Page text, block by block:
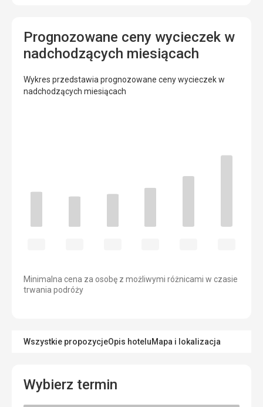
Prognozowane ceny wycieczek w
nadchodzących miesiącach
Wykres przedstawia prognozowane ceny wycieczek w
nadchodzących miesiącach
Minimalna cena za osobę z możliwymi różnicami w czasie
trwania podróży
Wszystkie propozycjeOpis hoteluMapa i lokalizacja
Wybierz termin